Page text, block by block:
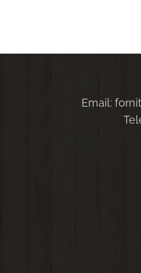
Email: